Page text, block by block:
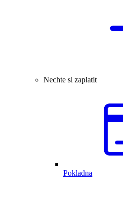
Nechte si zaplatit
Pokladna